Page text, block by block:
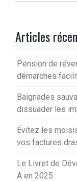
Articles
Pension de
démarches
Baignades
dissuader les
Évitez les
vos factures
Le Livret de
A en 2025